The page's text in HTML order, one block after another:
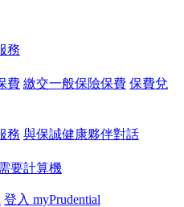
務
費 繳交一般保險保費 保費兌
務 與保誠健康夥伴對話
要計算機
登入 myPrudential